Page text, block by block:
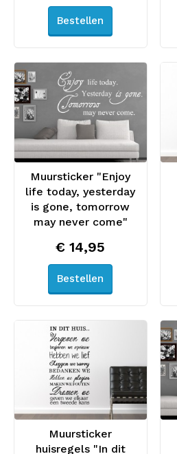
Bestellen
Muursticker "Enjoy
life today, yesterday
is gone, tomorrow
may never come"
€ 14,95
Bestellen
Muursticker
huisregels "In dit